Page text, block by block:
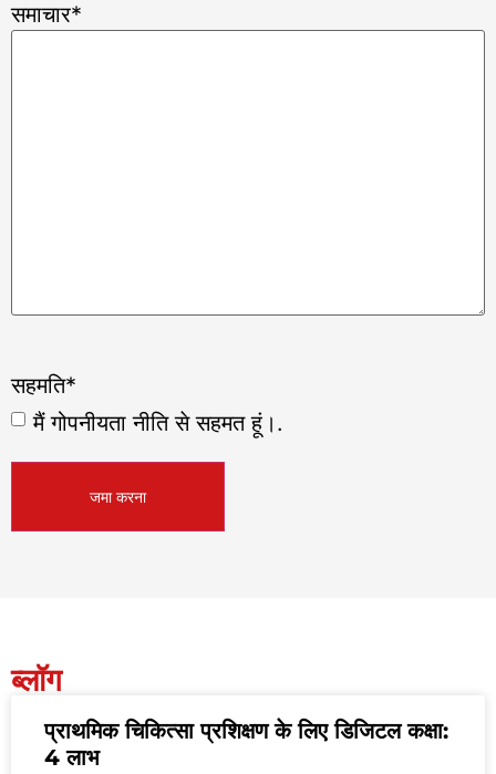
समाचार*
सहमति*
मैं गोपनीयता नीति से सहमत हूं।.
ब्लॉग
प्राथमिक चिकित्सा प्रशिक्षण के लिए डिजिटल कक्षा:
4 लाभ